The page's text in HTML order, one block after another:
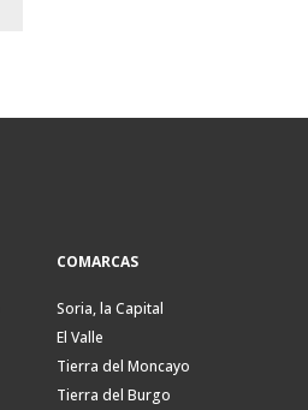
COMARCAS
Soria, la Capital
El Valle
Tierra del Moncayo
Tierra del Burgo